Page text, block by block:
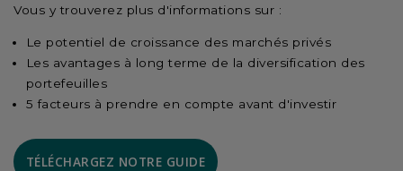
Vous y trouverez plus d'informations sur :
Le potentiel de croissance des marchés privés
Les avantages à long terme de la diversification des
portefeuilles
5 facteurs à prendre en compte avant d'investir
TÉLÉCHARGEZ NOTRE GUIDE